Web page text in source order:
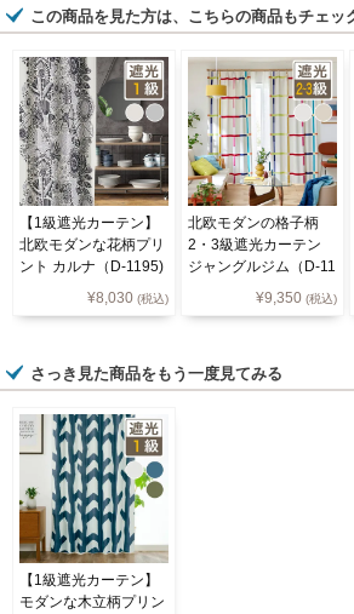
この商品を見た方は、こちらの商品もチェッ
【1級遮光カーテン】
北欧モダンな花柄プリ
ント カルナ（D-1195)
¥8,030 (税込)
北欧モダンの格子柄
2・3級遮光カーテン
ジャングルジム（D-11
¥9,350 (税込)
さっき見た商品をもう一度見てみる
【1級遮光カーテン】
モダンな木立柄プリン